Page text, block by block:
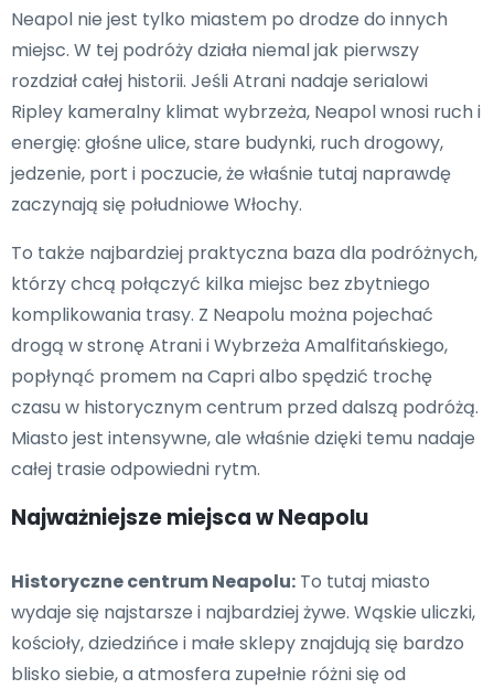
Neapol nie jest tylko miastem po drodze do innych
miejsc. W tej podróży działa niemal jak pierwszy
rozdział całej historii. Jeśli Atrani nadaje serialowi
Ripley kameralny klimat wybrzeża, Neapol wnosi ruch i
energię: głośne ulice, stare budynki, ruch drogowy,
jedzenie, port i poczucie, że właśnie tutaj naprawdę
zaczynają się południowe Włochy.
To także najbardziej praktyczna baza dla podróżnych,
którzy chcą połączyć kilka miejsc bez zbytniego
komplikowania trasy. Z Neapolu można pojechać
drogą w stronę Atrani i Wybrzeża Amalfitańskiego,
popłynąć promem na Capri albo spędzić trochę
czasu w historycznym centrum przed dalszą podróżą.
Miasto jest intensywne, ale właśnie dzięki temu nadaje
całej trasie odpowiedni rytm.
Najważniejsze miejsca w Neapolu
Historyczne centrum Neapolu: To tutaj miasto
wydaje się najstarsze i najbardziej żywe. Wąskie uliczki,
kościoły, dziedzińce i małe sklepy znajdują się bardzo
blisko siebie, a atmosfera zupełnie różni się od